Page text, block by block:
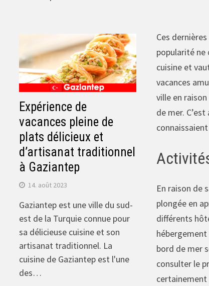
Ces
popularité ne
cuisine et
vacances
ville en
de mer.
En raison de
plongée en
différents
bord de mer
consulter le
certainement
Expérience de
vacances pleine de
plats délicieux et
d’artisanat traditionnel
à Gaziantep
14. août 2023
Gaziantep est une ville du sud-
est de la Turquie connue pour
sa délicieuse cuisine et son
artisanat traditionnel. La
cuisine de Gaziantep est l'une
des…